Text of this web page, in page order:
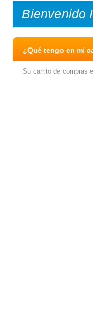
Bienvenido
¿Qué tengo en mi
Su carrito de compras